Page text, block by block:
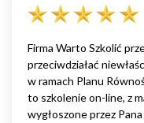
Firma Warto Szkolić
przeciwdziałać
w ramach Planu
to szkolenie on-line, z
wygłoszone przez